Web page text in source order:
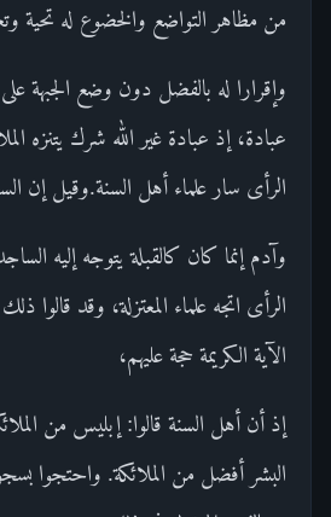
من مظاهر التواضع والخضوع له تحية
وإقرارا له بالفضل دون وضع الجبهة
عبادة، إذ عبادة غير الله شرك يتنزه
الرأى سار علماء أهل السنة.وقيل إن
وآدم إنما كان كالقبلة يتوجه إليه
الرأى اتجه علماء المعتزلة، وقد قالوا
الآية الكريمة حجة عليهم،
إذ أن أهل السنة قالوا: إبليس من
البشر أفضل من الملائكة. واحتجوا